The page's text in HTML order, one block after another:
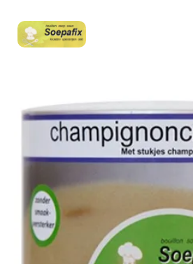
Shop
Over Ons
Mijn Account
Winkelmand
Contact